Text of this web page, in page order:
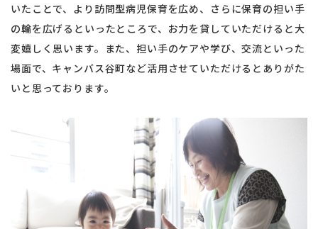
いたことで、より訪問型病児保育を広め、さらに保育の担い手
の輪を広げるといったところで、お力を貸していただけると大
変嬉しく思います。また、担い手のケアや学び、交流といった
場面で、キャンバス谷町など活用させていただけるとありがた
いと思っております。